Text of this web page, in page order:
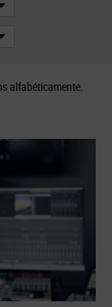
alfabéticamente.